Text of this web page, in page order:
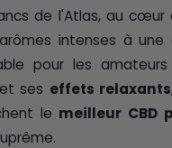
de l'Atlas, au cœur
intenses à
pour les
et ses effets relaxants
le meilleur CBD